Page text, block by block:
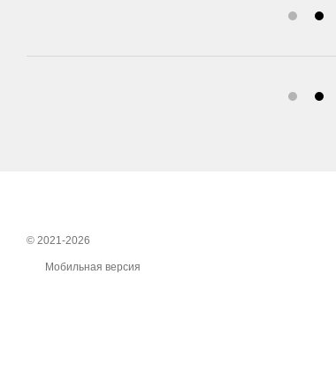
© 2021-2026
Мобильная версия